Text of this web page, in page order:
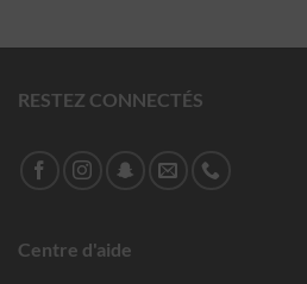
RESTEZ CONNECTÉS
Centre d'aide